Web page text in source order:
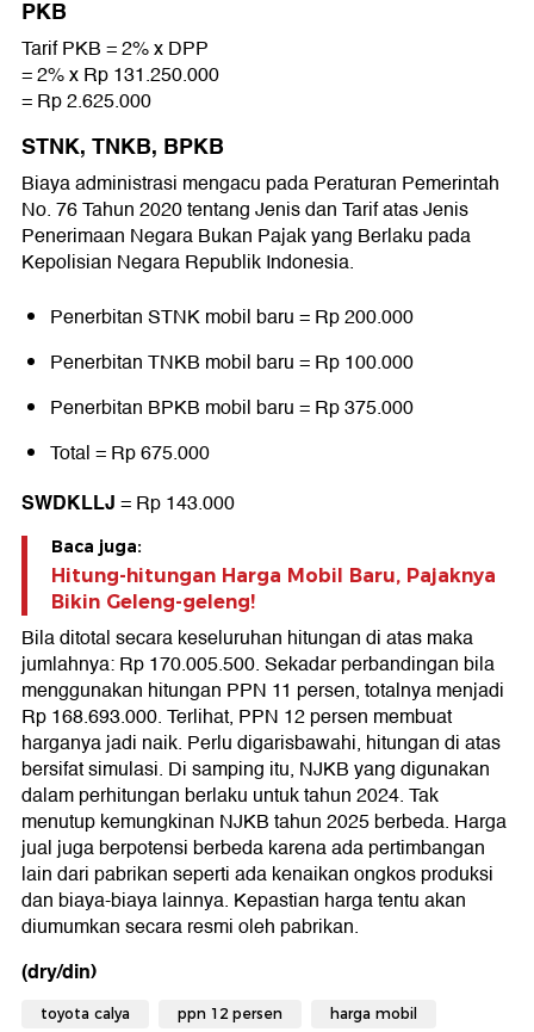
PKB
Tarif PKB = 2% x DPP
= 2% x Rp 131.250.000
= Rp 2.625.000
STNK, TNKB, BPKB
Biaya administrasi mengacu pada Peraturan Pemerintah
No. 76 Tahun 2020 tentang Jenis dan Tarif atas Jenis
Penerimaan Negara Bukan Pajak yang Berlaku pada
Kepolisian Negara Republik Indonesia.
Penerbitan STNK mobil baru = Rp 200.000
Penerbitan TNKB mobil baru = Rp 100.000
Penerbitan BPKB mobil baru = Rp 375.000
Total = Rp 675.000
SWDKLLJ= Rp 143.000
Baca juga:
Hitung-hitungan Harga Mobil Baru, Pajaknya
Bikin Geleng-geleng!
Bila ditotal secara keseluruhan hitungan di atas maka
jumlahnya: Rp 170.005.500. Sekadar perbandingan bila
menggunakan hitungan PPN 11 persen, totalnya menjadi
Rp 168.693.000. Terlihat, PPN 12 persen membuat
harganya jadi naik. Perlu digarisbawahi, hitungan di atas
bersifat simulasi. Di samping itu, NJKB yang digunakan
dalam perhitungan berlaku untuk tahun 2024. Tak
menutup kemungkinan NJKB tahun 2025 berbeda. Harga
jual juga berpotensi berbeda karena ada pertimbangan
lain dari pabrikan seperti ada kenaikan ongkos produksi
dan biaya-biaya lainnya. Kepastian harga tentu akan
diumumkan secara resmi oleh pabrikan.
(dry/din)
toyota calya ppn 12 persen harga mobil